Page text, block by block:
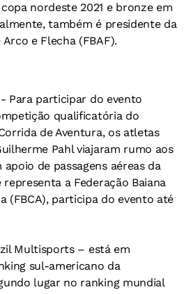
nordeste 2021 e bronze em
também é presidente da
e Flecha (FBAF).
Para participar do evento
qualificatória do
de Aventura, os atletas
Pahl viajaram rumo aos
de passagens aéreas da
representa a Federação Baiana
(FBCA), participa do evento até
Multisports – está em
sul-americano da
lugar no ranking mundial